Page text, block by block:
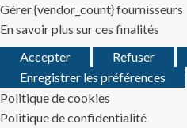
Gérer {vendor_count} fournisseurs
En savoir plus sur ces finalités
Accepter
Refuser
Enregistrer les préférences
Politique de cookies
Politique de confidentialité